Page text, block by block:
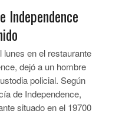
Independence
lunes en el restaurante
dejó a un hombre
policial. Según
de Independence,
situado en el 19700